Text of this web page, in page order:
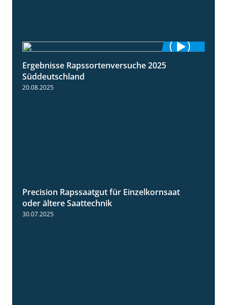
Ergebnisse Rapssortenversuche 2025
Süddeutschland
20.08.2025
Precision Rapssaatgut für Einzelkornsaat
oder ältere Saattechnik